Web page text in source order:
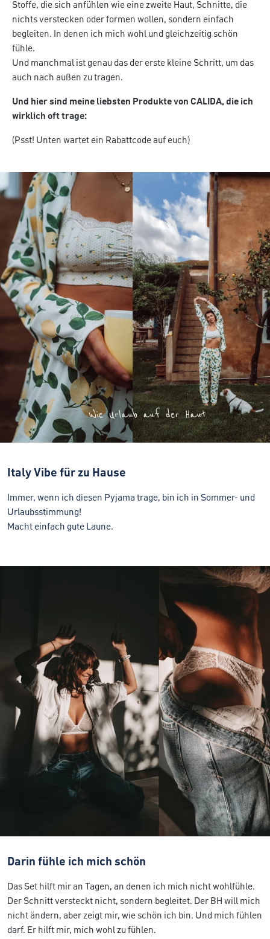
Stoffe, die sich anfühlen wie eine zweite Haut, Schnitte, die
nichts verstecken oder formen wollen, sondern einfach
begleiten. In denen ich mich wohl und gleichzeitig schön
fühle.
Und manchmal ist genau das der erste kleine Schritt, um das
auch nach außen zu tragen.
Und hier sind meine liebsten Produkte von CALIDA, die ich
wirklich oft trage:
(Psst! Unten wartet ein Rabattcode auf euch)
Italy Vibe für zu Hause
Immer, wenn ich diesen Pyjama trage, bin ich in Sommer- und
Urlaubsstimmung!
Macht einfach gute Laune.
Darin fühle ich mich schön
Das Set hilft mir an Tagen, an denen ich mich nicht wohlfühle.
Der Schnitt versteckt nicht, sondern begleitet. Der BH will mich
nicht ändern, aber zeigt mir, wie schön ich bin. Und mich fühlen
darf. Er hilft mir, mich wohl zu fühlen.